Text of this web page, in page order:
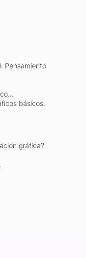
Pensamiento
básicos.
gráfica?